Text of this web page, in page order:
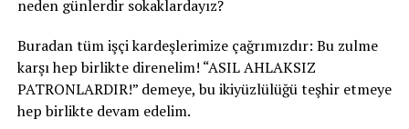
neden günlerdir sokaklardayız?
Buradan tüm işçi kardeşlerimize çağrımızdır: Bu zulme
karşı hep birlikte direnelim! “ASIL AHLAKSIZ
PATRONLARDIR!” demeye, bu ikiyüzlülüğü teşhir etmeye
hep birlikte devam edelim.